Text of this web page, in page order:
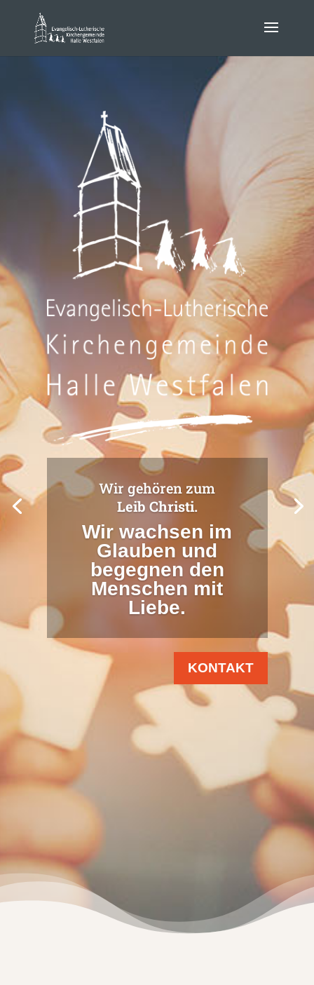
Wir gehören zum
Leib Christi.
Wir wachsen im
Glauben und
begegnen den
Menschen mit
Liebe.
KONTAKT